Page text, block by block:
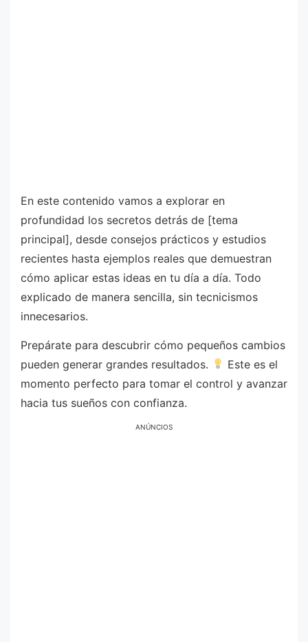
En este contenido vamos a explorar en
profundidad los secretos detrás de [tema
principal], desde consejos prácticos y estudios
recientes hasta ejemplos reales que demuestran
cómo aplicar estas ideas en tu día a día. Todo
explicado de manera sencilla, sin tecnicismos
innecesarios.
Prepárate para descubrir cómo pequeños cambios
pueden generar grandes resultados.
Este es el
momento perfecto para tomar el control y avanzar
hacia tus sueños con confianza.
ANÚNCIOS